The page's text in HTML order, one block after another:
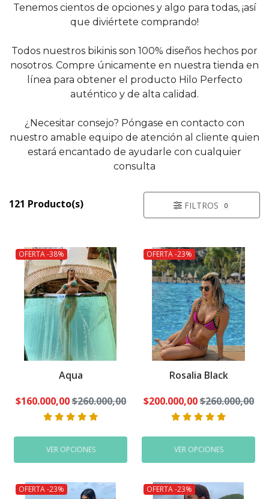
Tenemos cientos de opciones y algo para todas, ¡así
que diviértete comprando!
Todos nuestros bikinis son 100% diseños hechos por
nosotros. Compre únicamente en nuestra tienda en
línea para obtener el producto Hilo Perfecto
auténtico y de alta calidad.
¿Necesitar consejo? Póngase en contacto con
nuestro amable equipo de atención al cliente quien
estará encantado de ayudarle con cualquier
consulta
121 Producto(s) FILTROS 0
OFERTA -38%
Aqua
$160.000,00$260.000,00
VER OPCIONES
OFERTA -23%
Rosalia Black
$200.000,00$260.000,00
VER OPCIONES
OFERTA -23% OFERTA -23%